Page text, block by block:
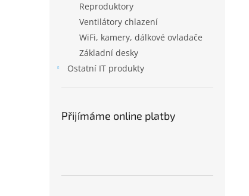
Reproduktory
Ventilátory chlazení
WiFi, kamery, dálkové ovladače
Základní desky
Ostatní IT produkty
Přijímáme online platby